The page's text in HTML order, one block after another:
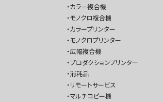
カラー複合機
モノクロ複合機
カラープリンター
モノクロプリンター
広幅複合機
プロダクションプリンター
消耗品
リモートサービス
マルチコピー機